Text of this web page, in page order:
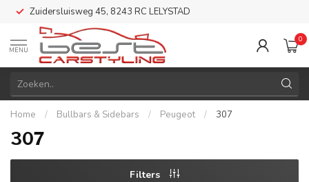
Zuidersluisweg 45, 8243 RC LELYSTAD
MENU
0
Home / Bullbars & Sidebars / Peugeot / 307
307
Filters